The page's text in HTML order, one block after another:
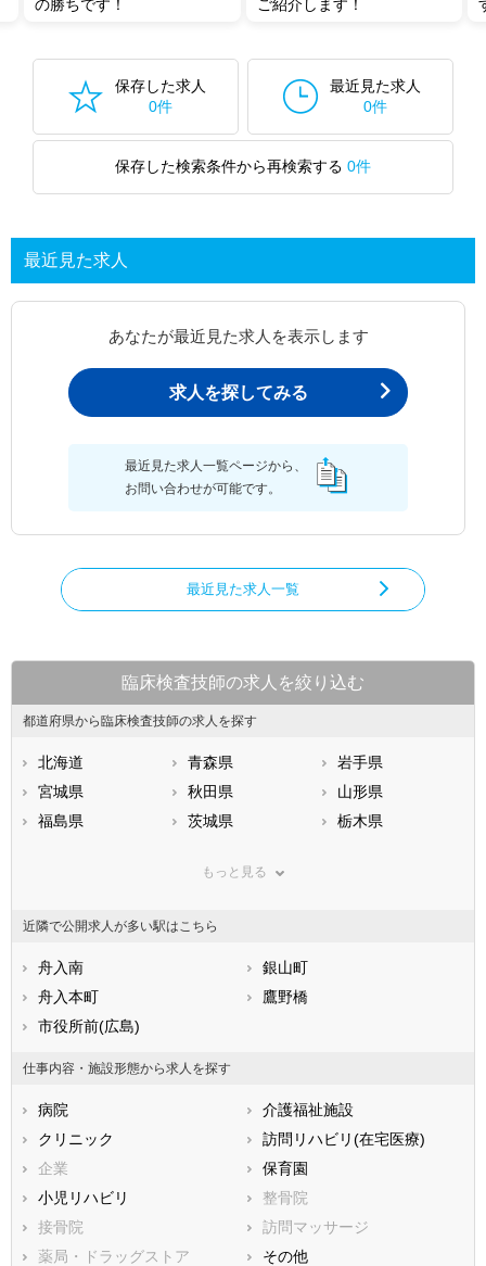
の勝ちです！ ご紹介します！
保存した求人
0件
最近見た求人
0件
保存した検索条件から再検索する 0件
最近見た求人
あなたが最近見た求人を表示します
求人を探してみる
最近見た求人一覧ページから、
お問い合わせが可能です。
最近見た求人一覧
臨床検査技師の求人を絞り込む
都道府県から臨床検査技師の求人を探す
北海道 青森県
岩手県
宮城県
秋田県
山形県
福島県
茨城県
栃木県
神奈川県
石川県
福井県
静岡県
滋賀県
兵庫県
香川県
高知県
福岡県
長崎県
熊本県
鹿児島県
もっと見る
近隣で公開求人が多い駅はこちら
舟入南
銀山町
舟入本町
鷹野橋
市役所前(広島)
仕事内容・施設形態から求人を探す
病院
介護福祉施設
クリニック
訪問リハビリ(在宅医療)
企業
保育園
小児リハビリ
整骨院
接骨院
訪問マッサージ
薬局・ドラッグストア
その他